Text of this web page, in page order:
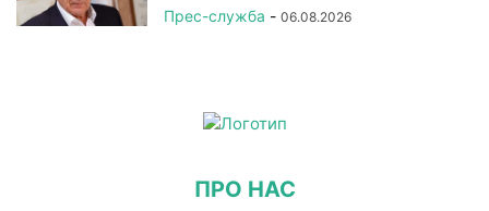
Прес-служба - 06.08.2026
ПРО НАС